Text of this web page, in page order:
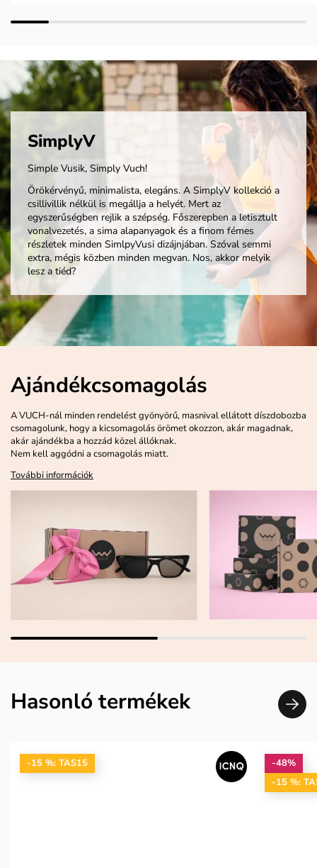
SimplyV
Simple Vusik, Simply Vuch!
Örökérvényű, minimalista, elegáns. A SimplyV kollekció a
csillivillik nélkül is megállja a helyét. Mert az
egyszerűségben rejlik a szépség. Főszerepben a letisztult
vonalvezetés, a sima alapanyagok és a finom fémes
részletek minden SimlpyVusi dizájnjában. Szóval semmi
extra, mégis közben minden megvan. Nos, akkor melyik
lesz a tiéd?
Ajándékcsomagolás
A VUCH-nál minden rendelést gyönyörű, masnival ellátott díszdobozba
csomagolunk, hogy a kicsomagolás örömet okozzon, akár magadnak,
akár ajándékba a hozzád közel állóknak.
Nem kell aggódni a csomagolás miatt.
További információk
Hasonló termékek
-15 %: TAS15
-48%
-15 %: